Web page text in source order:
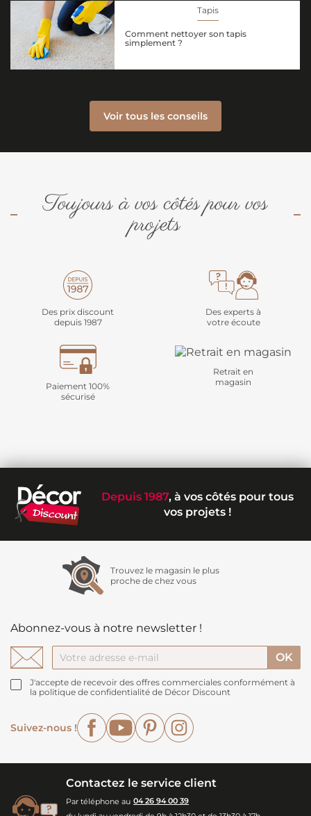
Tapis
Comment nettoyer son tapis
simplement ?
Voir tous les conseils
Toujours à vos côtés pour vos
projets
Des prix discount
depuis 1987
Des experts à
votre écoute
Paiement 100%
sécurisé
Retrait en
magasin
Depuis 1987, à vos côtés pour tous
vos projets !
Trouvez le magasin le plus
proche de chez vous
Abonnez-vous à notre newsletter !
J'accepte de recevoir des offres commerciales conformément à
la politique de confidentialité de Décor Discount
Suivez-nous !
FacebookYouTubePinterest
Contactez le service client
Par téléphone au 04 26 94 00 39